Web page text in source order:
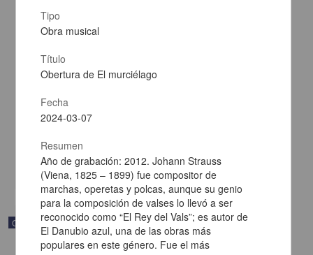
informa se irá a la costa por prescripción médica
Maytorena, José María
Multidisciplina
Correspondencia postal
Tipo
Obra musical
Título
Obertura de El murciélago
Fecha
2024-03-07
Resumen
Año de grabación: 2012. Johann Strauss
(Viena, 1825 – 1899) fue compositor de
marchas, operetas y polcas, aunque su genio
para la composición de valses lo llevó a ser
reconocido como “El Rey del Vals”; es autor de
El Danubio azul, una de las obras más
populares en este género. Fue el más